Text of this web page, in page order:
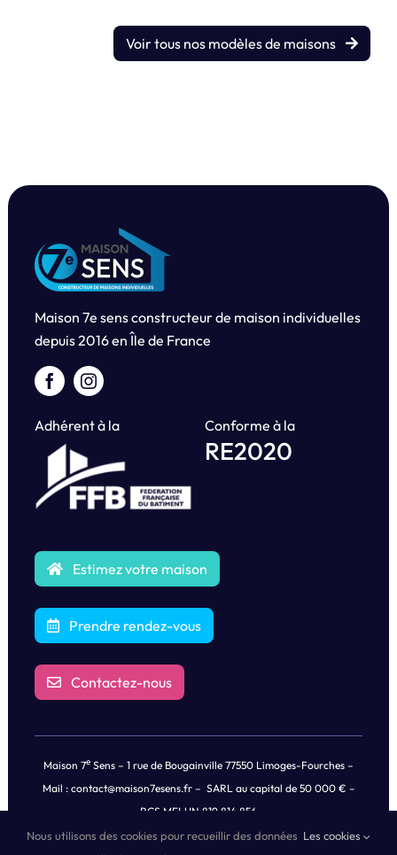
Voir tous nos modèles de maisons
Maison 7e sens constructeur de maison individuelles
depuis2016 en Île de France
Adhérent à la Conforme à la
RE2020
Estimez votre maison
Prendre rendez-vous
Contactez-nous
Maison 7e Sens – 1 rue de Bougainville 77550 Limoges-Fourches –
Mail : contact@maison7esens.fr– SARL au capital de 50 000 € –
RCS MELUN 819 814 856
© Copyright2026 |Mentions légales|Politique de Confidentialités
Nous utilisons des cookies pour recueillir des données Les cookies